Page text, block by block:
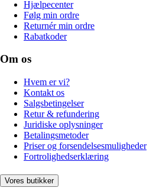
Hjælpecenter
Følg min ordre
Returnér min ordre
Rabatkoder
Om os
Hvem er vi?
Kontakt os
Salgsbetingelser
Retur & refundering
Juridiske oplysninger
Betalingsmetoder
Priser og forsendelsesmuligheder
Fortrolighedserklæring
Vores butikker